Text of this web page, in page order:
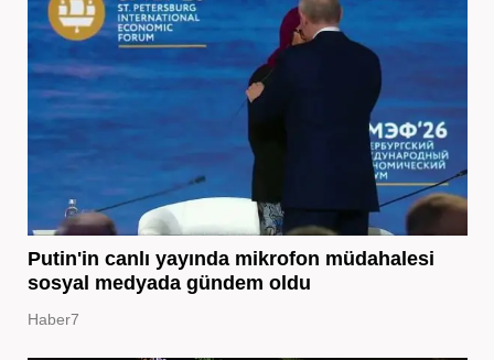
Putin'in canlı yayında mikrofon müdahalesi
sosyal medyada gündem oldu
Haber7